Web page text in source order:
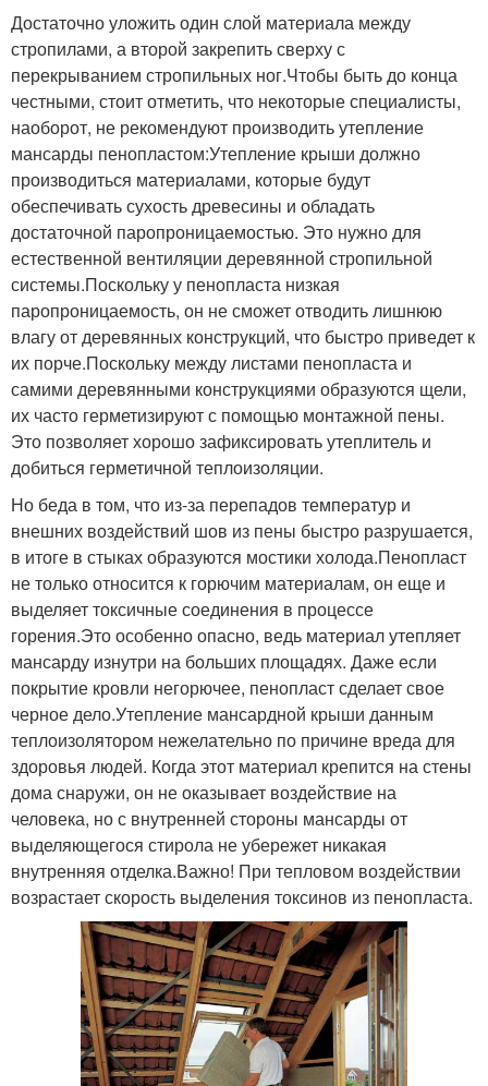
Достаточно уложить один слой материала между
стропилами, а второй закрепить сверху с
перекрыванием стропильных ног.Чтобы быть до конца
честными, стоит отметить, что некоторые специалисты,
наоборот, не рекомендуют производить утепление
мансарды пенопластом:Утепление крыши должно
производиться материалами, которые будут
обеспечивать сухость древесины и обладать
достаточной паропроницаемостью. Это нужно для
естественной вентиляции деревянной стропильной
системы.Поскольку у пенопласта низкая
паропроницаемость, он не сможет отводить лишнюю
влагу от деревянных конструкций, что быстро приведет к
их порче.Поскольку между листами пенопласта и
самими деревянными конструкциями образуются щели,
их часто герметизируют с помощью монтажной пены.
Это позволяет хорошо зафиксировать утеплитель и
добиться герметичной теплоизоляции.
Но беда в том, что из-за перепадов температур и
внешних воздействий шов из пены быстро разрушается,
в итоге в стыках образуются мостики холода.Пенопласт
не только относится к горючим материалам, он еще и
выделяет токсичные соединения в процессе
горения.Это особенно опасно, ведь материал утепляет
мансарду изнутри на больших площадях. Даже если
покрытие кровли негорючее, пенопласт сделает свое
черное дело.Утепление мансардной крыши данным
теплоизолятором нежелательно по причине вреда для
здоровья людей. Когда этот материал крепится на стены
дома снаружи, он не оказывает воздействие на
человека, но с внутренней стороны мансарды от
выделяющегося стирола не убережет никакая
внутренняя отделка.Важно! При тепловом воздействии
возрастает скорость выделения токсинов из пенопласта.